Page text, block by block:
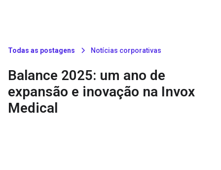
Todas as postagens Notícias corporativas
Balance 2025: um ano de
expansão e inovação na Invox
Medical